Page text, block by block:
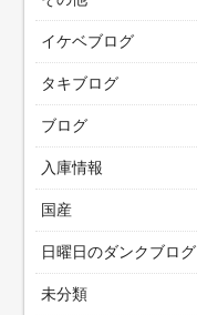
イケベブログ
タキブログ
ブログ
入庫情報
国産
日曜日のダンクブログ
未分類